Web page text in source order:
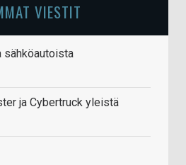
VIESTIT
sähköautoista
ja Cybertruck yleistä